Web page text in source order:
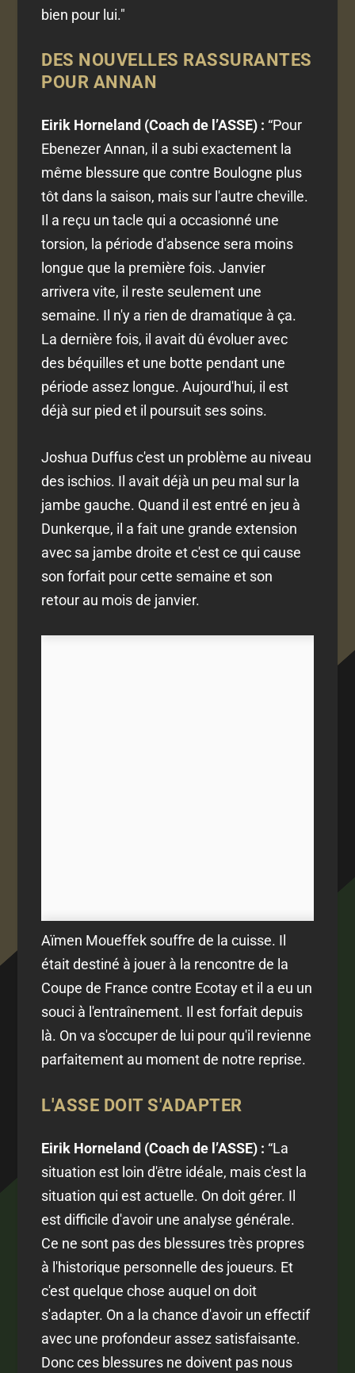
bien pour lui."
DES NOUVELLES RASSURANTES
POUR ANNAN
Eirik Horneland (Coach de l’ASSE) : “Pour
Ebenezer Annan, il a subi exactement la
même blessure que contre Boulogne plus
tôt dans la saison, mais sur l'autre cheville.
Il a reçu un tacle qui a occasionné une
torsion, la période d'absence sera moins
longue que la première fois. Janvier
arrivera vite, il reste seulement une
semaine. Il n'y a rien de dramatique à ça.
La dernière fois, il avait dû évoluer avec
des béquilles et une botte pendant une
période assez longue. Aujourd'hui, il est
déjà sur pied et il poursuit ses soins.
Joshua Duffus c'est un problème au niveau
des ischios. Il avait déjà un peu mal sur la
jambe gauche. Quand il est entré en jeu à
Dunkerque, il a fait une grande extension
avec sa jambe droite et c'est ce qui cause
son forfait pour cette semaine et son
retour au mois de janvier.
Aïmen Moueffek souffre de la cuisse. Il
était destiné à jouer à la rencontre de la
Coupe de France contre Ecotay et il a eu un
souci à l'entraînement. Il est forfait depuis
là. On va s'occuper de lui pour qu'il revienne
parfaitement au moment de notre reprise.
L'ASSE DOIT S'ADAPTER
Eirik Horneland (Coach de l’ASSE) : “La
situation est loin d'être idéale, mais c'est la
situation qui est actuelle. On doit gérer. Il
est difficile d'avoir une analyse générale.
Ce ne sont pas des blessures très propres
à l'historique personnelle des joueurs. Et
c'est quelque chose auquel on doit
s'adapter. On a la chance d'avoir un effectif
avec une profondeur assez satisfaisante.
Donc ces blessures ne doivent pas nous